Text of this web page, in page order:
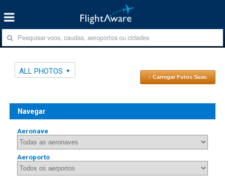
ALL PHOTOS
↑ Carregar Fotos Suas
Navegar
Aeronave
Aeroporto